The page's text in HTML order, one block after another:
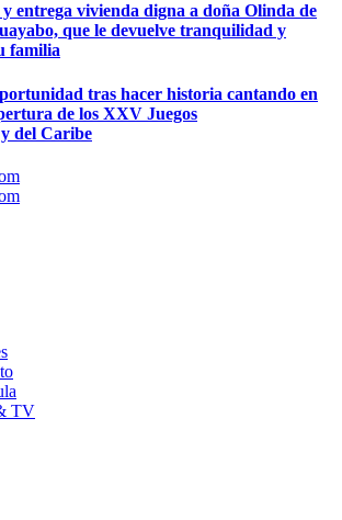
entrega vivienda digna a doña Olinda de
que le devuelve tranquilidad y
familia
tras hacer historia cantando en
de los XXV Juegos
del Caribe
TV